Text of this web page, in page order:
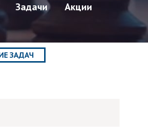
Задачи Акции
ЗАДАЧ